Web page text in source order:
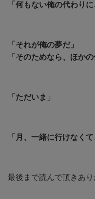
「何もない俺の代わり
「それが俺の夢だ」
「そのためなら、ほか
「ただいま」
「月、一緒に行けなく
最後まで読んで頂きあり